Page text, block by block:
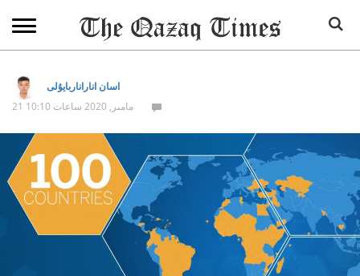
اسان اناراناربايۇلى
21 مامىر, 2020 ساعات 10:10